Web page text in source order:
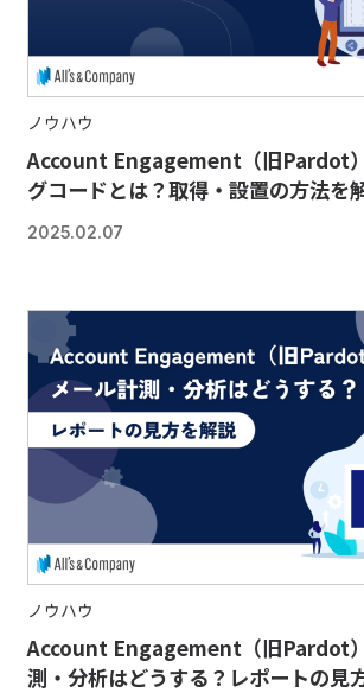
ノウハウ
Account Engagement（旧Pardot
グコードとは？取得・設置の方法を
2025.02.07
ノウハウ
Account Engagement（旧Pardot
測・分析はどうする？レポートの見